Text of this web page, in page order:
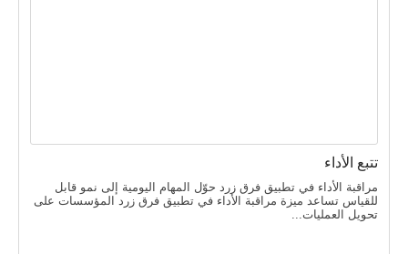
تتبع الأداء
مراقبة الأداء في تطبيق فرق زرد حوّل المهام اليومية إلى نمو قابل
للقياس تساعد ميزة مراقبة الأداء في تطبيق فرق زرد المؤسسات على
تحويل العمليات...